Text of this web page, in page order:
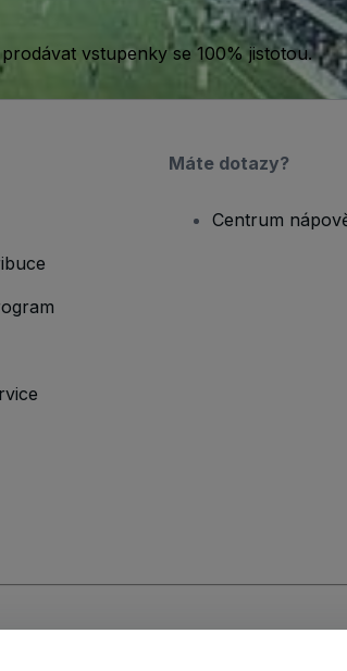
vstupenky se 100% jistotou.
Máte dotazy?
Centrum